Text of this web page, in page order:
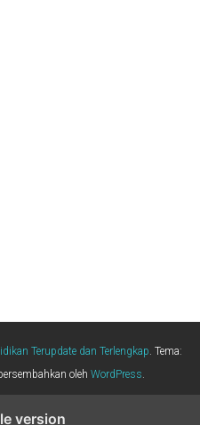
Terupdate dan Terlengkap. Tema:
oleh WordPress.
version